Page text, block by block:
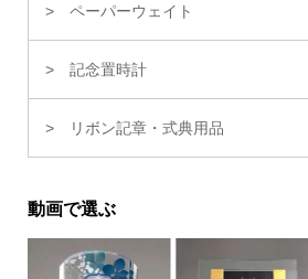
ペーパーウェイト
記念置時計
リボン記章・式典用品
動画で選ぶ